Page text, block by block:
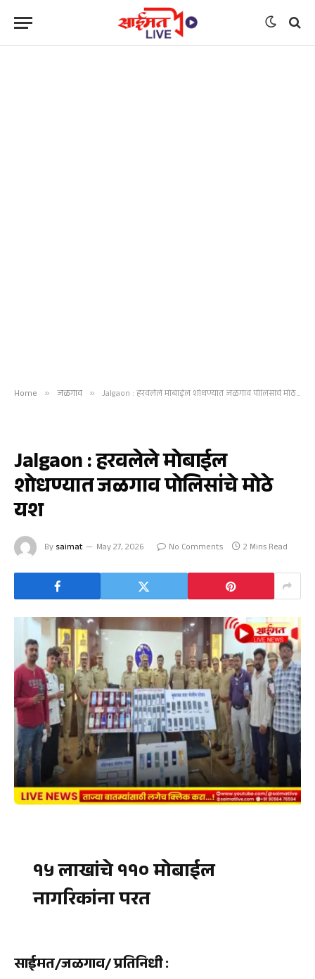
Home » जळगाव » Jalgaon : हरवलेले मोबाईल शोधण्यात जळगाव पोलिसांचे मोठे यश
Jalgaon : हरवलेले मोबाईल
शोधण्यात जळगाव पोलिसांचे मोठे
यश
By saimat May 27, 2026 No Comments 2 Mins Read
१५ लाखांचे ११० मोबाईल
नागरिकांना परत
साईमत/जळगाव/ प्रतिनिधी: